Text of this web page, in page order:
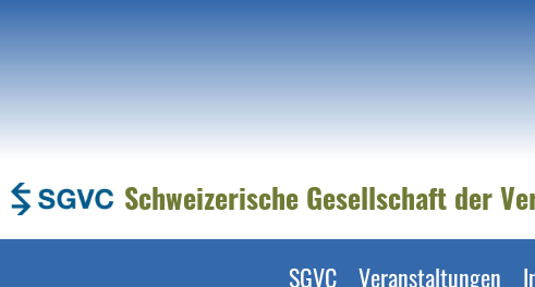
Schweizerische Gesellschaft der
SGVC Veranstaltungen